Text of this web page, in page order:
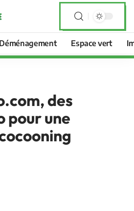
Déménagement Espace vert
des
pour une